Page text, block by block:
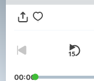
https://
https://
00:00